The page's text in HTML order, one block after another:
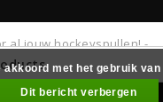
al jouw hockeyspullen! -
InStijl Media
0
akkoord met het gebruik van
Dit bericht verbergen